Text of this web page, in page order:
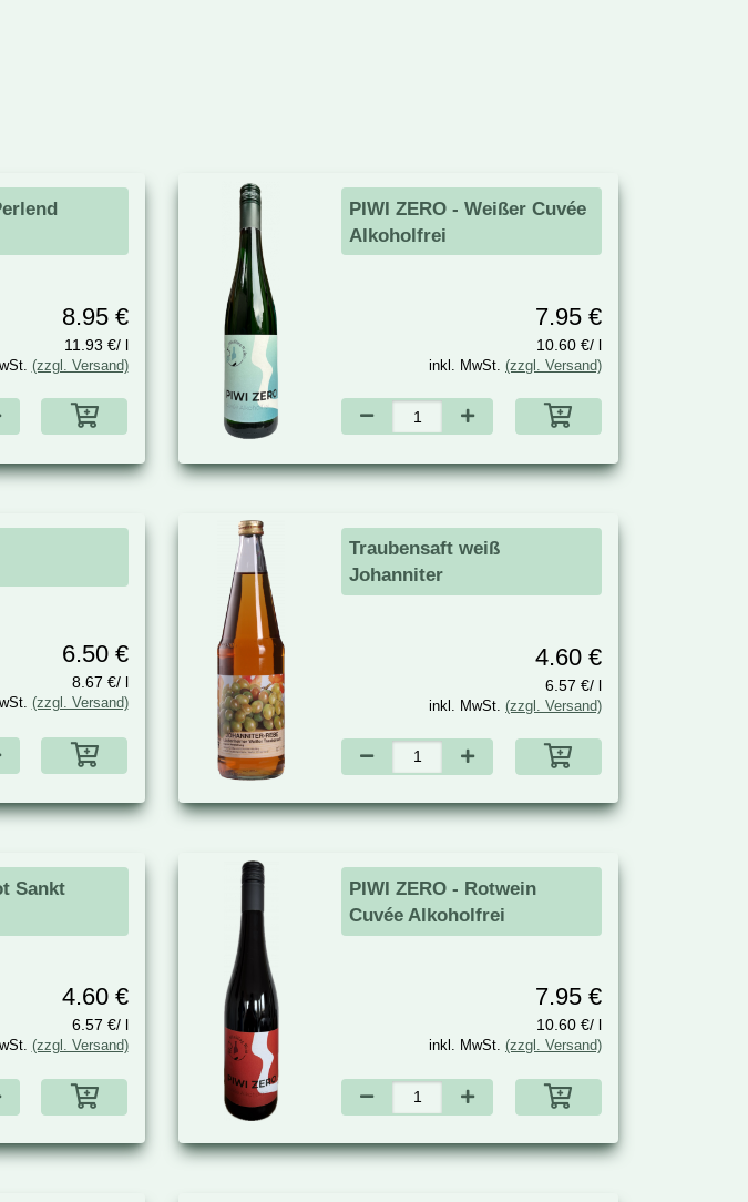
8.95 €
11.93 €/ l
(zzgl. Versand)
PIWI ZERO - Weißer Cuvée
Alkoholfrei
7.95 €
10.60 €/ l
inkl. MwSt. (zzgl. Versand)
6.50 €
8.67 €/ l
(zzgl. Versand)
Traubensaft weiß
Johanniter
4.60 €
6.57 €/ l
inkl. MwSt. (zzgl. Versand)
Sankt
4.60 €
6.57 €/ l
(zzgl. Versand)
PIWI ZERO - Rotwein
Cuvée Alkoholfrei
7.95 €
10.60 €/ l
inkl. MwSt. (zzgl. Versand)